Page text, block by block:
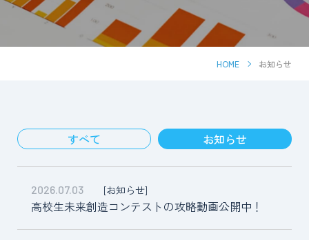
HOME お知らせ
すべて お知らせ
2026.07.03 [お知らせ]
高校生未来創造コンテストの攻略動画公開中！